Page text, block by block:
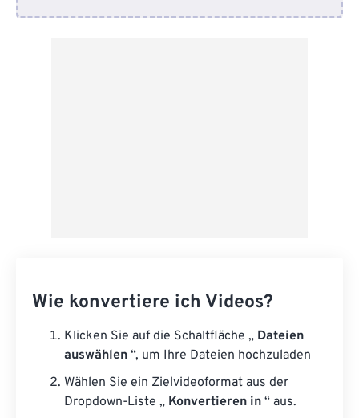
Wie konvertiere ich Videos?
Klicken Sie auf die Schaltfläche „ Dateien
auswählen “, um Ihre Dateien hochzuladen
Wählen Sie ein Zielvideoformat aus der
Dropdown-Liste „ Konvertieren in “ aus.